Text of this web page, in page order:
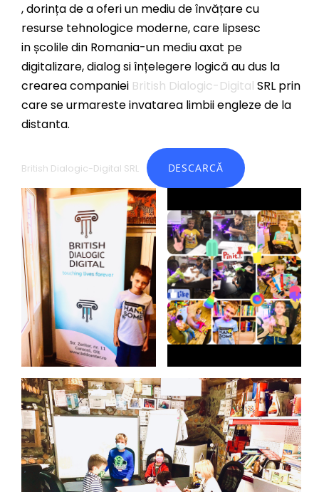
, dorința de a oferi un mediu de învățare cu
resurse tehnologice moderne, care lipsesc
in școlile din Romania-un mediu axat pe
digitalizare, dialog si înțelegere logică au dus la
crearea companiei British Dialogic-Digital SRL prin
care se urmareste invatarea limbii engleze de la
distanta.
British Dialogic-Digital SRL DESCARCĂ